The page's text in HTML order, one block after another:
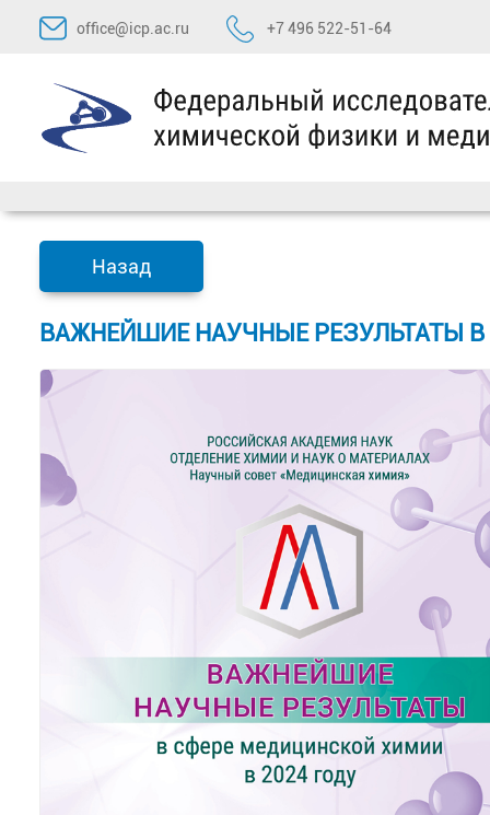
Перейти
содержимому
office@icp.ac.ru +7 496 522-51-64
Назад
ВАЖНЕЙШИЕ НАУЧНЫЕ РЕЗУЛЬТАТЫ